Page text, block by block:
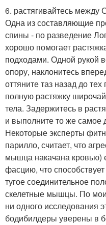
6. растягивайтесь между
Одна из составляющие
спины - по разведение
хорошо помогает
подходами. Одной рукой
опору, наклонитесь
оттяните таз назад до
полную растяжку
тела. Задержитесь в
и выполните то же самое
Некоторые эксперты
парилло, считает, что
мышца накачана
фасцию, что
тугое соединительное
скелетные мышцы. По
ни одного исследования
бодибилдеры уверены в